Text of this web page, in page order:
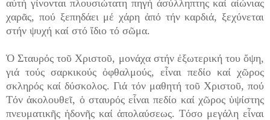
αὐτή γίνονται πλουσιώτατη πηγή ἀσύλληπτης καί αἰώνιας
χαρᾶς, πού ξεπηδάει μέ χάρη ἀπό τήν καρδιά, ξεχύνεται
στήν ψυχή καί στό ἴδιο τό σῶμα.
Ὁ Σταυρός τοῦ Χριστοῦ, μονάχα στήν ἐξωτερική του ὄψη,
γιά τούς σαρκικούς ὀφθαλμούς, εἶναι πεδίο καί χῶρος
σκληρός καί δύσκολος. Γιά τόν μαθητή τοῦ Χριστοῦ, πού
Τόν ἀκολουθεῖ, ὁ σταυρός εἶναι πεδίο καί χῶρος ὑψίστης
πνευματικῆς ἡδονῆς καί ἀπολαύσεως. Τόσο μεγάλη εἶναι